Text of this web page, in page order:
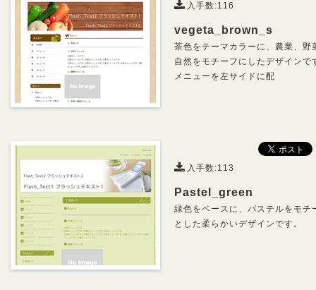
入手数:116
vegeta_brown_s
茶色をテーマカラーに、農業、野
自然をモチーフにしたデザインで
メニューを左サイドに配
入手数:113
Pastel_green
緑色をベースに、パステルをモチ
とした柔らかいデザインです。